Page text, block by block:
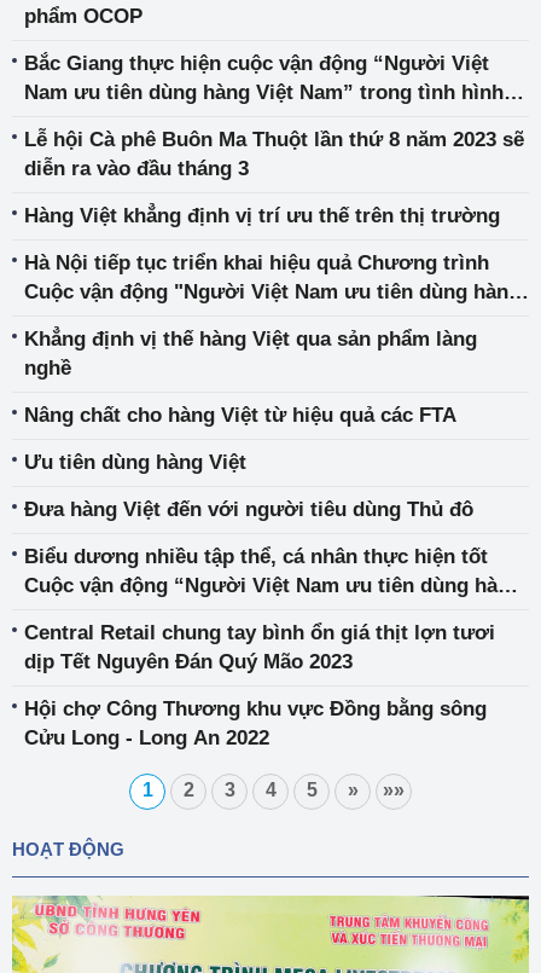
phẩm OCOP
Bắc Giang thực hiện cuộc vận động “Người Việt
Nam ưu tiên dùng hàng Việt Nam” trong tình hình
Lễ hội Cà phê Buôn Ma Thuột lần thứ 8 năm 2023 sẽ
diễn ra vào đầu tháng 3
Hàng Việt khẳng định vị trí ưu thế trên thị trường
Hà Nội tiếp tục triển khai hiệu quả Chương trình
Cuộc vận động "Người Việt Nam ưu tiên dùng hàng
Việt Nam"
Khẳng định vị thế hàng Việt qua sản phẩm làng
nghề
Nâng chất cho hàng Việt từ hiệu quả các FTA
Ưu tiên dùng hàng Việt
Đưa hàng Việt đến với người tiêu dùng Thủ đô
Biểu dương nhiều tập thể, cá nhân thực hiện tốt
Cuộc vận động “Người Việt Nam ưu tiên dùng hàng
Central Retail chung tay bình ổn giá thịt lợn tươi
dịp Tết Nguyên Đán Quý Mão 2023
Hội chợ Công Thương khu vực Đồng bằng sông
Cửu Long - Long An 2022
1 2 3 4 5 » »»
HOẠT ĐỘNG